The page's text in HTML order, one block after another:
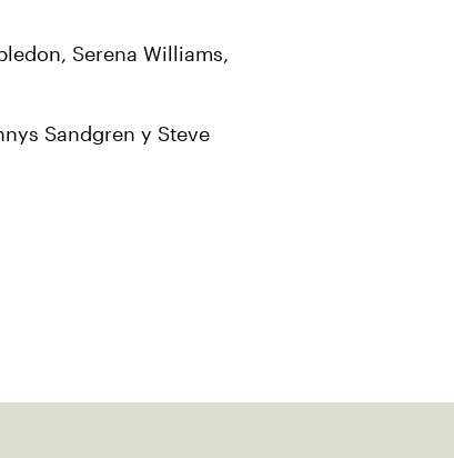
Serena Williams,
Sandgren y Steve